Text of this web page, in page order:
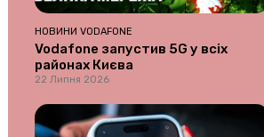
НОВИНИ VODAFONE
Vodafone запустив 5G у всіх
районах Києва
22 Липня 2026